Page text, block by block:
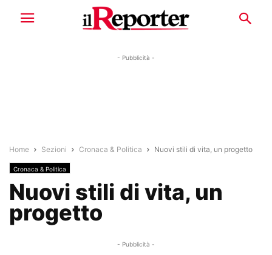
- Pubblicità -
Home Sezioni Cronaca & Politica Nuovi stili di vita, un progetto
Cronaca & Politica
Nuovi stili di vita, un
progetto
- Pubblicità -